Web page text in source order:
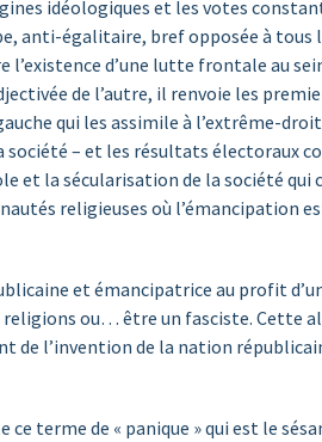
idéologiques et les votes
anti-égalitaire, bref opposée à tous
l’existence d’une lutte frontale au
de l’autre, il renvoie les
qui les assimile à l’extrême-
société – et les résultats électoraux
et la sécularisation de la société qui
religieuses où l’émancipation
et émancipatrice au profit
religions ou… être un fasciste. Cette
l’invention de la nation
terme de « panique » qui est le